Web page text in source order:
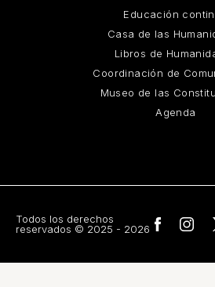
Educación
Casa de las
Libros de
Coordinación de
Museo de las
Agenda
Todos los derechos
reservados © 2025 - 2026